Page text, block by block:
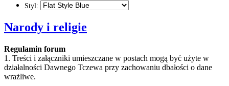
Styl:
Narody i religie
Regulamin forum
1. Treści i załączniki umieszczane w postach mogą być użyte w
działalności Dawnego Tczewa przy zachowaniu dbałości o dane
wrażliwe.